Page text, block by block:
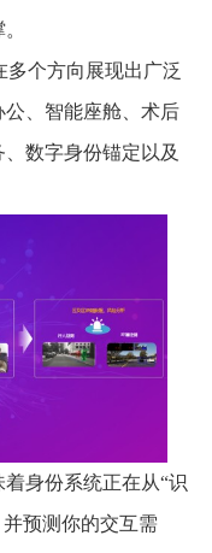
个方向展现出广泛
、智能座舱、术后
数字身份锚定以及
身份系统正在从“识
预测你的交互需